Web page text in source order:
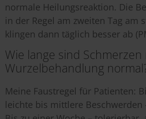
normale Heilungsreaktion. Die
in der Regel am zweiten Tag am
klingen dann täglich besser ab
Wie lange sind
Wurzelbehandlung
Meine Faustregel für Patienten:
leichte bis mittlere Beschwerden